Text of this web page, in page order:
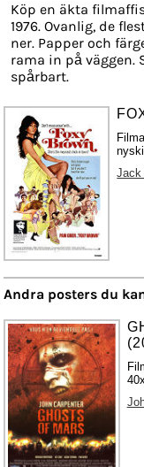
Köp en äkta
1976. Ovanlig, de
ner. Papper och
rama in på väggen.
spårbart.
Jack
Andra posters du